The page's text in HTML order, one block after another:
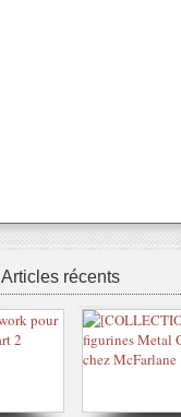
Articles récents